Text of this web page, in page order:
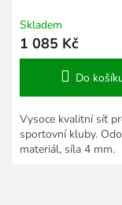
Skladem
1 085 Kč
Do
Vysoce kvalitní síť
sportovní kluby.
materiál, síla 4 mm.